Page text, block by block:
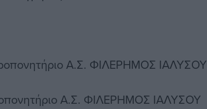
Α.Σ. ΦΙΛΕΡΗΜΟΣ ΙΑΛΥΣΟΥ
Α.Σ. ΦΙΛΕΡΗΜΟΣ ΙΑΛΥΣΟΥ